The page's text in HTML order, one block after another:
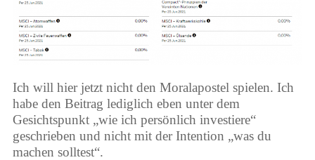
Ich will hier jetzt nicht den Moralapostel spielen. Ich
habe den Beitrag lediglich eben unter dem
Gesichtspunkt „wie ich persönlich investiere“
geschrieben und nicht mit der Intention „was du
machen solltest“.